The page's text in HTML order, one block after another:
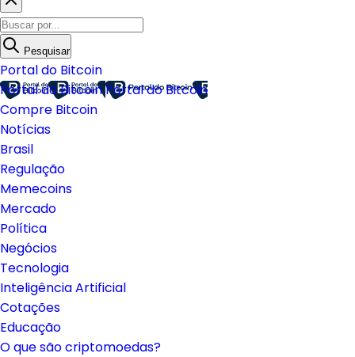
Pesquisar
Portal do Bitcoin
Portal do BitcoinPortal do Bitcoin
Compre Bitcoin
Notícias
Brasil
Regulação
Memecoins
Mercado
Política
Negócios
Tecnologia
Inteligência Artificial
Cotações
Educação
O que são criptomoedas?